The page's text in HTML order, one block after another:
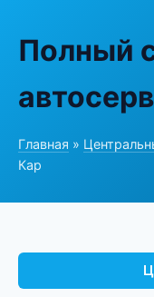
Полный
Главная »
Кар